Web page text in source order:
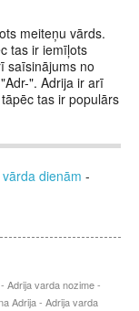
meiteņu vārds.
tas ir iemīļots
saīsinājums no
". Adrija ir arī
tas ir populārs
dienām -
Adrija varda nozime -
Adrija - Adrija varda